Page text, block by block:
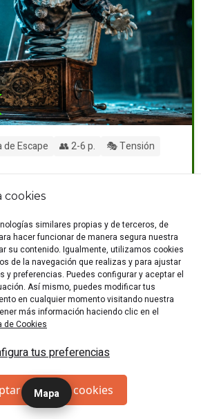
Escape 👥 2-6 p.
🎭 Tensión
que se esconden entre sus
RESERVAR
Experiencia con Actores
(Sala 1)
Mapa
cookies
similares propias y de terceros, de
hacer funcionar de manera segura nuestra
su contenido. Igualmente, utilizamos cookies
de la navegación que realizas y para ajustar
y preferencias. Puedes configurar y aceptar el
Así mismo, puedes modificar tus
en cualquier momento visitando nuestra
más información haciendo clic en el
de Cookies
tus preferencias
todas las cookies